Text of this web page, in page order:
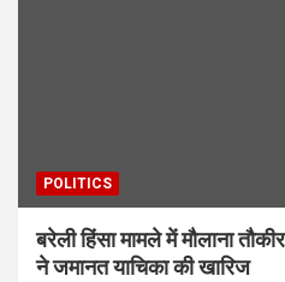
POLITICS
बरेली हिंसा मामले में मौलाना
ने जमानत याचिका की खारिज